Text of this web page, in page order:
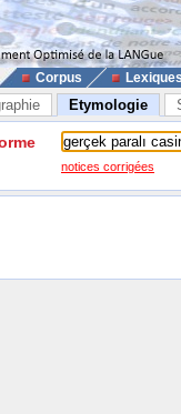
Corpus
Etymologie
notices corrigées